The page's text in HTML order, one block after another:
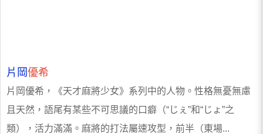
片岡優希
片岡優希，《天才麻將少女》系列中的人物。性格無憂無慮
且天然，語尾有某些不可思議的口癖（“じぇ”和“じょ”之
類），活力滿滿。麻將的打法屬速攻型，前半（東場...